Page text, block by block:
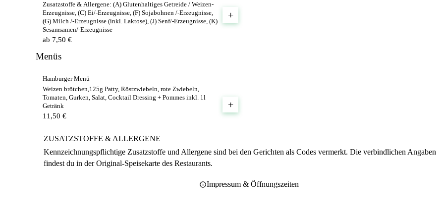
Zusatzstoffe & Allergene: (A) Glutenhaltiges Getreide / Weizen-
Erzeugnisse, (C) Ei/-Erzeugnisse, (F) Sojabohnen /-Erzeugnisse,
(G) Milch /-Erzeugnisse (inkl. Laktose), (J) Senf/-Erzeugnisse, (K)
Sesamsamen/-Erzeugnisse
ab 7,50 €
+
Menüs
Hamburger Menü
Weizen brötchen,125g Patty, Röstzwiebeln, rote Zwiebeln,
Tomaten, Gurken, Salat, Cocktail Dressing + Pommes inkl. 1l
Getränk
11,50 €
+
ZUSATZSTOFFE & ALLERGENE
Kennzeichnungspflichtige Zusatzstoffe und Allergene sind bei den Gerichten als Codes vermerkt. Die verbindlichen Angaben
findest du in der Original-Speisekarte des Restaurants.
Impressum & Öffnungszeiten